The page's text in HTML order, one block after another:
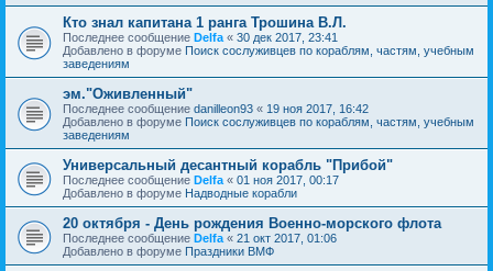
Кто знал капитана 1 ранга Трошина В.Л.
Последнее сообщение Delfa « 30 дек 2017, 23:41
Добавлено в форуме Поиск сослуживцев по кораблям, частям, учебным
заведениям
эм."Оживленный"
Последнее сообщение danilleon93 « 19 ноя 2017, 16:42
Добавлено в форуме Поиск сослуживцев по кораблям, частям, учебным
заведениям
Универсальный десантный корабль "Прибой"
Последнее сообщение Delfa « 01 ноя 2017, 00:17
Добавлено в форуме Надводные корабли
20 октября - День рождения Военно-морского флота
Последнее сообщение Delfa « 21 окт 2017, 01:06
Добавлено в форуме Праздники ВМФ